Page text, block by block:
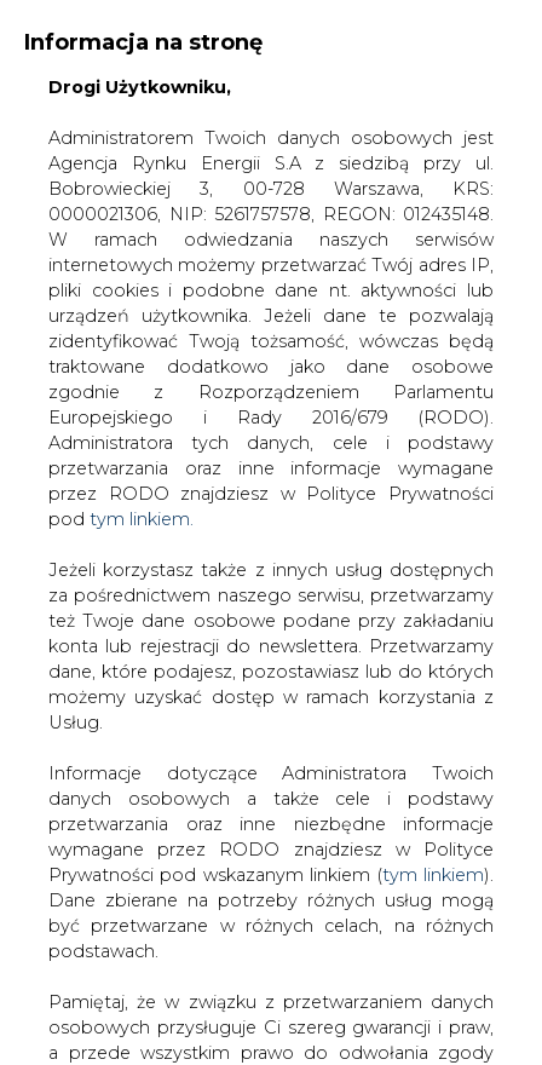
KONTAKT:
WYDAWCA PORTALU:
WYSOKI KONTRAST A A
ZALOGUJ SIĘ
WŁĄCZ CIRE.TV
Informacja na stronę
Drogi Użytkowniku,
Administratorem Twoich danych osobowych jest
Agencja Rynku Energii S.A z siedzibą przy ul.
Bobrowieckiej 3, 00-728 Warszawa, KRS:
0000021306, NIP: 5261757578, REGON: 012435148.
W ramach odwiedzania naszych serwisów
internetowych możemy przetwarzać Twój adres IP,
pliki cookies i podobne dane nt. aktywności lub
urządzeń użytkownika. Jeżeli dane te pozwalają
zidentyfikować Twoją tożsamość, wówczas będą
traktowane dodatkowo jako dane osobowe
zgodnie z Rozporządzeniem Parlamentu
Europejskiego i Rady 2016/679 (RODO).
Administratora tych danych, cele i podstawy
przetwarzania oraz inne informacje wymagane
przez RODO znajdziesz w Polityce Prywatności
pod tym linkiem.
Jeżeli korzystasz także z innych usług dostępnych
za pośrednictwem naszego serwisu, przetwarzamy
też Twoje dane osobowe podane przy zakładaniu
konta lub rejestracji do newslettera. Przetwarzamy
dane, które podajesz, pozostawiasz lub do których
możemy uzyskać dostęp w ramach korzystania z
Usług.
Informacje dotyczące Administratora Twoich
danych osobowych a także cele i podstawy
przetwarzania oraz inne niezbędne informacje
wymagane przez RODO znajdziesz w Polityce
Prywatności pod wskazanym linkiem (tym linkiem).
Dane zbierane na potrzeby różnych usług mogą
być przetwarzane w różnych celach, na różnych
podstawach.
Pamiętaj, że w związku z przetwarzaniem danych
osobowych przysługuje Ci szereg gwarancji i praw,
a przede wszystkim prawo do odwołania zgody
Strona główna
MATERIAŁY
PROBLEMOWE / Wybawca FED?
2006-08-10 00:00
skomentuj
udostępnij:
Wybawca FED?